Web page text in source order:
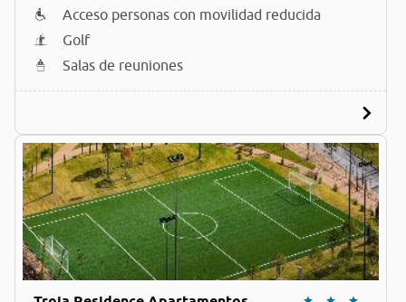
Acceso personas con movilidad reducida
Golf
Salas de reuniones